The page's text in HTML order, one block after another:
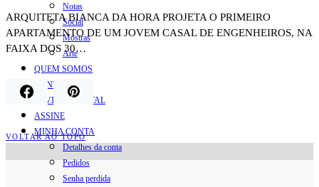
Notas
Social
Mostras
Arte
QUEM SOMOS
CONTATO
REVISTA DIGITAL
ASSINE
MINHA CONTA
Detalhes da conta
Pedidos
Senha perdida
ARQUITETA BIANCA DA HORA PROJETA O PRIMEIRO
APARTAMENTO DE UM JOVEM CASAL DE ENGENHEIROS, NA
FAIXA DOS 30…
VOLTAR AO TOPO